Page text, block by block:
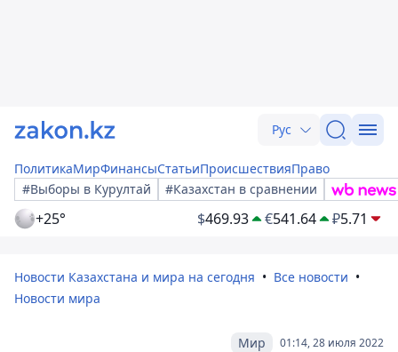
Рус
ПолитикаМирФинансыСтатьиПроисшествияПраво
#Выборы в Курултай
#Казахстан в сравнении
+25° $469.93 €541.64 ₽5.71
Новости Казахстана и мира на сегодня
Все новости
Новости мира
01:14, 28 июля 2022
Мир